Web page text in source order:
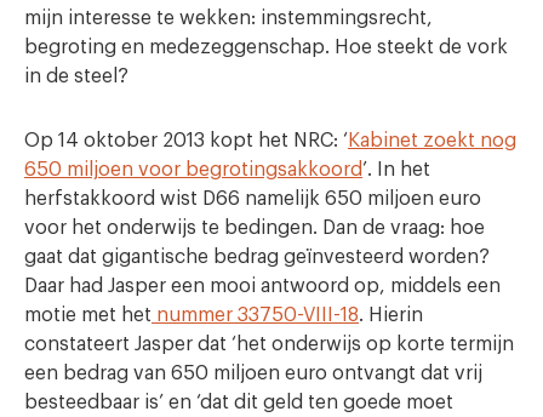
mijn interesse te wekken: instemmingsrecht,
begroting en medezeggenschap. Hoe steekt de vork
in de steel?
Op 14 oktober 2013 kopt het NRC: ‘ Kabinet zoekt nog
650 miljoen voor begrotingsakkoord’. In het
herfstakkoord wist D66 namelijk 650 miljoen euro
voor het onderwijs te bedingen. Dan de vraag: hoe
gaat dat gigantische bedrag geïnvesteerd worden?
Daar had Jasper een mooi antwoord op, middels een
motie met het nummer 33750-VIII-18. Hierin
constateert Jasper dat ‘het onderwijs op korte termijn
een bedrag van 650 miljoen euro ontvangt dat vrij
besteedbaar is’ en ‘dat dit geld ten goede moet